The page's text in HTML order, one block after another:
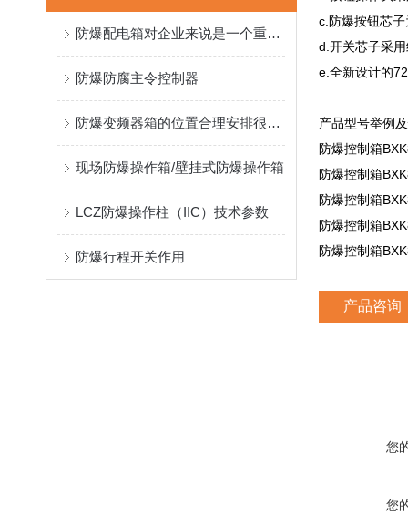
防爆配电箱对企业来说是一个重要的工具
防爆防腐主令控制器
防爆变频器箱的位置合理安排很重要
现场防爆操作箱/壁挂式防爆操作箱
LCZ防爆操作柱（IIC）技术参数
防爆行程开关作用
c.防爆按钮芯
d.开关芯子采
e.全新设计的
产品型号举例
防爆控制箱
防爆控制箱
防爆控制箱
防爆控制箱
防爆控制箱
产品咨询
您
您